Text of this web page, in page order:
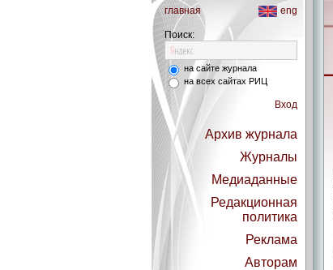
главная eng
Поиск:
на сайте журнала
на всех сайтах РИЦ
Вход
Архив журнала
Журналы
Медиаданные
Редакционная
политика
Реклама
Авторам